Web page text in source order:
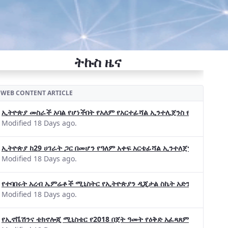
ትኩስ ዜና
WEB CONTENT ARTICLE
ኢትዮጵያ መስራች አባል የሆነችበት የአለም የአርተፊሻል ኢንተሊጀንስ የትብብር
Modified 18 Days ago.
ኢትዮጵያ ከ29 ሀገራት ጋር በመሆን የዓለም አቀፍ አርቴፊሻል ኢንተለጀንስ ትብብር
Modified 18 Days ago.
የተባበሩት አረብ ኤምሬቶች ሚኒስትር የኢትዮጵያን ዲጂታል ስኬት አድንቀዋል
Modified 18 Days ago.
የኢኖቬሽንና ቴክኖሎጂ ሚኒስቴር የ2018 በጀት ዓመት የዕቅድ አፈጻጸምና የቀጣይ